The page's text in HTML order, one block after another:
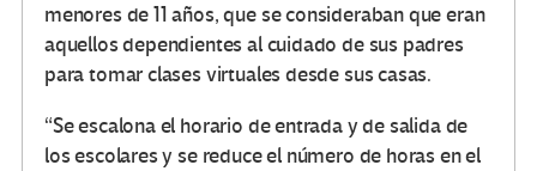
menores de 11 años, que se consideraban que eran
aquellos dependientes al cuidado de sus padres
para tomar clases virtuales desde sus casas.
“Se escalona el horario de entrada y de salida de
los escolares y se reduce el número de horas en el